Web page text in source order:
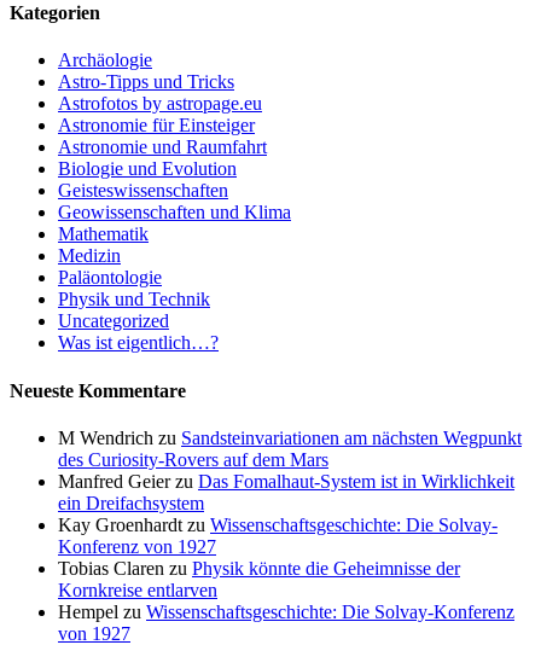
Kategorien
Archäologie
Astro-Tipps und Tricks
Astrofotos by astropage.eu
Astronomie für Einsteiger
Astronomie und Raumfahrt
Biologie und Evolution
Geisteswissenschaften
Geowissenschaften und Klima
Mathematik
Medizin
Paläontologie
Physik und Technik
Uncategorized
Was ist eigentlich…?
Neueste Kommentare
M Wendrich zu Sandsteinvariationen am nächsten Wegpunkt
des Curiosity-Rovers auf dem Mars
Manfred Geierzu Das Fomalhaut-System ist in Wirklichkeit
ein Dreifachsystem
Kay Groenhardt zu Wissenschaftsgeschichte: Die Solvay-
Konferenz von 1927
Tobias Claren zu Physik könnte die Geheimnisse der
Kornkreise entlarven
Hempel zu Wissenschaftsgeschichte: Die Solvay-Konferenz
von 1927